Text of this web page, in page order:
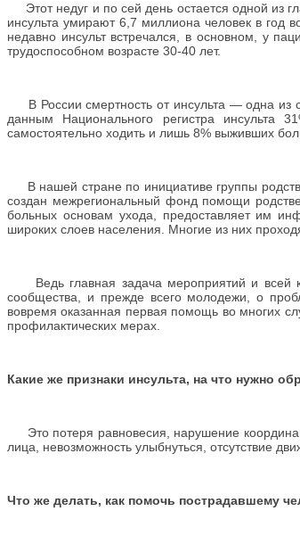
Этот недуг и по сей день остается одной из
инсульта умирают 6,7 миллиона человек в год
недавно инсульт встречался, в основном, у
трудоспособном возрасте 30-40 лет.
В России смертность от инсульта — одна из
данным Национального регистра инсульта
самостоятельно ходить и лишь 8% выживших
В нашей стране по инициативе группы
создан межрегиональный фонд помощи
больных основам ухода, предоставляет им
широких слоев населения. Многие из них
Ведь главная задача мероприятий и всей
сообщества, и прежде всего молодежи, о
вовремя оказанная первая помощь во многих
профилактических мерах.
Какие же признаки инсульта, на что нужно
Это потеря равновесия, нарушение
лица, невозможность улыбнуться, отсутствие
Что же делать, как помочь пострадавшему